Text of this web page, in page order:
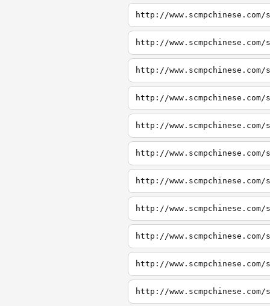
http://
http://
http://
http://
http://
http://
http://
http://
http://
http://
http://